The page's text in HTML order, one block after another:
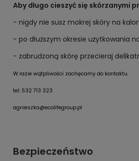
Aby długo cieszyć się skórzanymi
- nigdy nie susz mokrej skóry na
- po dłuższym okresie użytkowania
- zabrudzoną skórę przecieraj
W razie wątpliwości zachęcamy do kontaktu.
tel: 532 713 323
agnieszka@ecolifegroup.pl
Bezpieczeństwo